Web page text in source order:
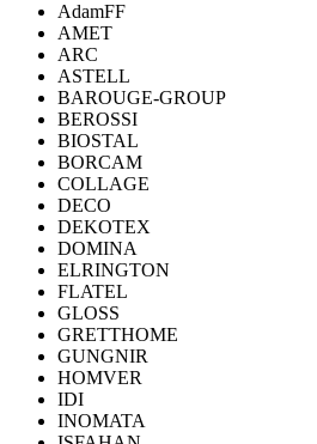
AdamFF
AMET
ARC
ASTELL
BAROUGE-GROUP
BEROSSI
BIOSTAL
BORCAM
COLLAGE
DECO
DEKOTEX
DOMINA
ELRINGTON
FLATEL
GLOSS
GRETTHOME
GUNGNIR
HOMVER
IDI
INOMATA